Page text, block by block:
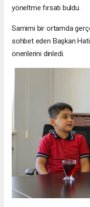
yöneltme fırsatı buldu.
Samimi bir ortamda
sohbet eden Başkan
önerilerini dinledi.